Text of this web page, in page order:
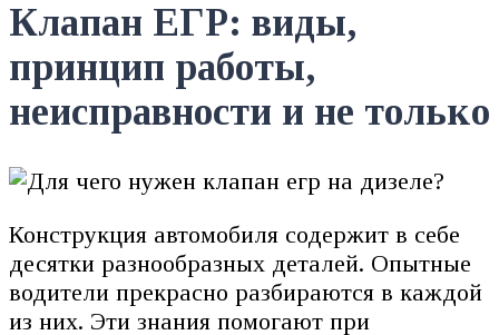
Клапан ЕГР: виды,
принцип работы,
неисправности и не только
Конструкция автомобиля содержит в себе
десятки разнообразных деталей. Опытные
водители прекрасно разбираются в каждой
из них. Эти знания помогают при